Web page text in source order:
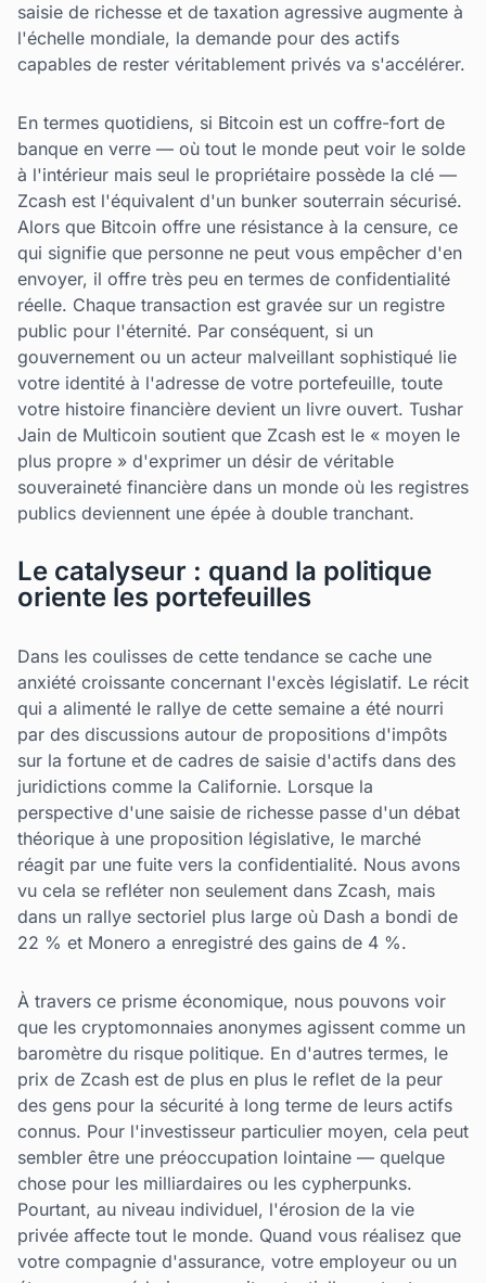
saisie de richesse et de taxation agressive augmente à
l'échelle mondiale, la demande pour des actifs
capables de rester véritablement privés va s'accélérer.
En termes quotidiens, si Bitcoin est un coffre-fort de
banque en verre — où tout le monde peut voir le solde
à l'intérieur mais seul le propriétaire possède la clé —
Zcash est l'équivalent d'un bunker souterrain sécurisé.
Alors que Bitcoin offre une résistance à la censure, ce
qui signifie que personne ne peut vous empêcher d'en
envoyer, il offre très peu en termes de confidentialité
réelle. Chaque transaction est gravée sur un registre
public pour l'éternité. Par conséquent, si un
gouvernement ou un acteur malveillant sophistiqué lie
votre identité à l'adresse de votre portefeuille, toute
votre histoire financière devient un livre ouvert. Tushar
Jain de Multicoin soutient que Zcash est le « moyen le
plus propre » d'exprimer un désir de véritable
souveraineté financière dans un monde où les registres
publics deviennent une épée à double tranchant.
Le catalyseur : quand la politique
oriente les portefeuilles
Dans les coulisses de cette tendance se cache une
anxiété croissante concernant l'excès législatif. Le récit
qui a alimenté le rallye de cette semaine a été nourri
par des discussions autour de propositions d'impôts
sur la fortune et de cadres de saisie d'actifs dans des
juridictions comme la Californie. Lorsque la
perspective d'une saisie de richesse passe d'un débat
théorique à une proposition législative, le marché
réagit par une fuite vers la confidentialité. Nous avons
vu cela se refléter non seulement dans Zcash, mais
dans un rallye sectoriel plus large où Dash a bondi de
22 % et Monero a enregistré des gains de 4 %.
À travers ce prisme économique, nous pouvons voir
que les cryptomonnaies anonymes agissent comme un
baromètre du risque politique. En d'autres termes, le
prix de Zcash est de plus en plus le reflet de la peur
des gens pour la sécurité à long terme de leurs actifs
connus. Pour l'investisseur particulier moyen, cela peut
sembler être une préoccupation lointaine — quelque
chose pour les milliardaires ou les cypherpunks.
Pourtant, au niveau individuel, l'érosion de la vie
privée affecte tout le monde. Quand vous réalisez que
votre compagnie d'assurance, votre employeur ou un